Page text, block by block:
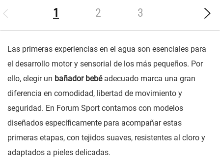
1 (current)2 3
Las primeras experiencias en el agua son esenciales para
el desarrollo motor y sensorial de los más pequeños. Por
ello, elegir un bañador bebéadecuado marca una gran
diferencia en comodidad, libertad de movimiento y
seguridad. En Forum Sport contamos con modelos
diseñados específicamente para acompañar estas
primeras etapas, con tejidos suaves, resistentes al cloro y
adaptados a pieles delicadas.